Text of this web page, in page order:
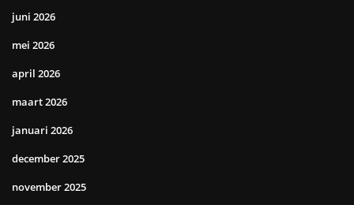
juni 2026
mei 2026
april 2026
maart 2026
januari 2026
december 2025
november 2025